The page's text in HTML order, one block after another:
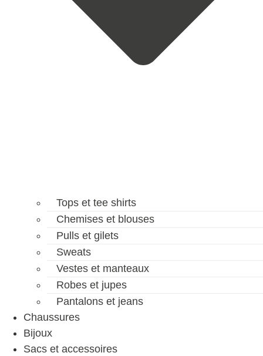
Tops et tee shirts
Chemises et blouses
Pulls et gilets
Sweats
Vestes et manteaux
Robes et jupes
Pantalons et jeans
Chaussures
Bijoux
Sacs et accessoires